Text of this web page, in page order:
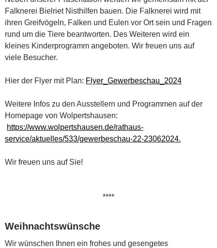
Falknerei Bielriet Nisthilfen bauen. Die Falknerei wird mit
ihren Greifvögeln, Falken und Eulen vor Ort sein und Fragen
rund um die Tiere beantworten. Des Weiteren wird ein
kleines Kinderprogramm angeboten. Wir freuen uns auf
viele Besucher.
Hier der Flyer mit Plan: Flyer_Gewerbeschau_2024
Weitere Infos zu den Ausstellern und Programmen auf der
Homepage von Wolpertshausen:
https://www.wolpertshausen.de/rathaus-
service/aktuelles/533/gewerbeschau-22-23062024.
Wir freuen uns auf Sie!
****
Weihnachtswünsche
Wir wünschen Ihnen ein frohes und gesengetes